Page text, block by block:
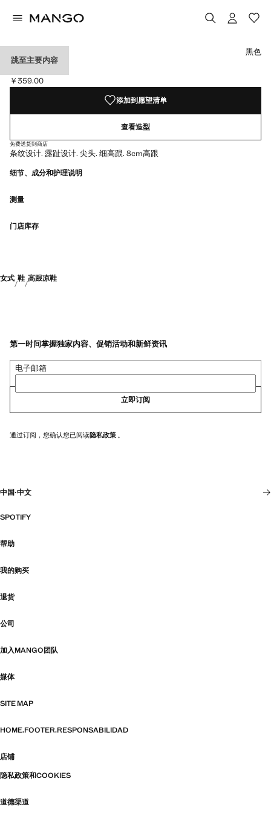
跳至主要内容
尖头凉鞋
当前价格 [￥359.00 ]
￥359.00
选择颜色
黑色
添加到愿望清单
查看造型
免费送货到商店
条纹设计. 露趾设计. 尖头. 细高跟. 8cm高跟
细节、成分和护理说明
测量
门店库存
女式 鞋 高跟凉鞋
第一时间掌握独家内容、促销活动和新鲜资讯
电子邮箱
立即订阅
通过订阅，您确认您已阅读隐私政策
中国·中文
SPOTIFY
帮助
我的购买
退货
公司
加入MANGO团队
媒体
SITE MAP
HOME.FOOTER.RESPONSABILIDAD
店铺
隐私政策和COOKIES
道德渠道